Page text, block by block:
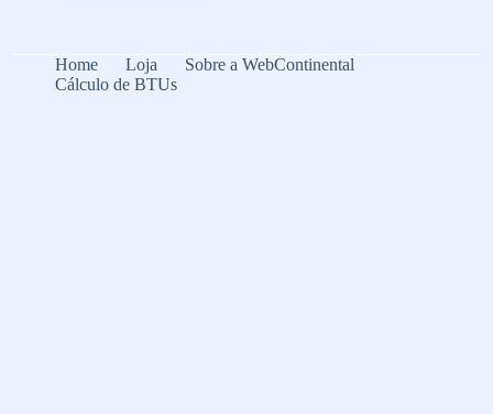
Home Loja
Sobre a WebContinental
Cálculo de BTUs